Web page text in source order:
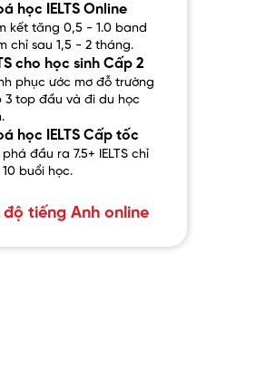
học IELTS Online
kết tăng 0,5 - 1.0 band
chỉ sau 1,5 - 2 tháng.
cho học sinh Cấp 2
phục ước mơ đỗ trường
3 top đầu và đi du học
học IELTS Cấp tốc
đầu ra 7.5+ IELTS chỉ
10 buổi học.
độ tiếng Anh online